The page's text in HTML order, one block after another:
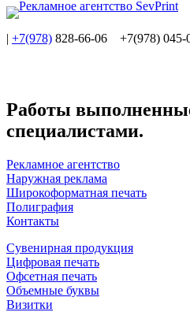
| +7(978) 828-66-06 +7(978) 045-
Работы
специалистами.
Рекламное агентство
Наружная реклама
Широкоформатная печать
Полиграфия
Контакты
Сувенирная продукция
Цифровая печать
Офсетная печать
Объемные буквы
Визитки